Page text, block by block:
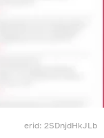
erid: 2SDnjdHkJLb